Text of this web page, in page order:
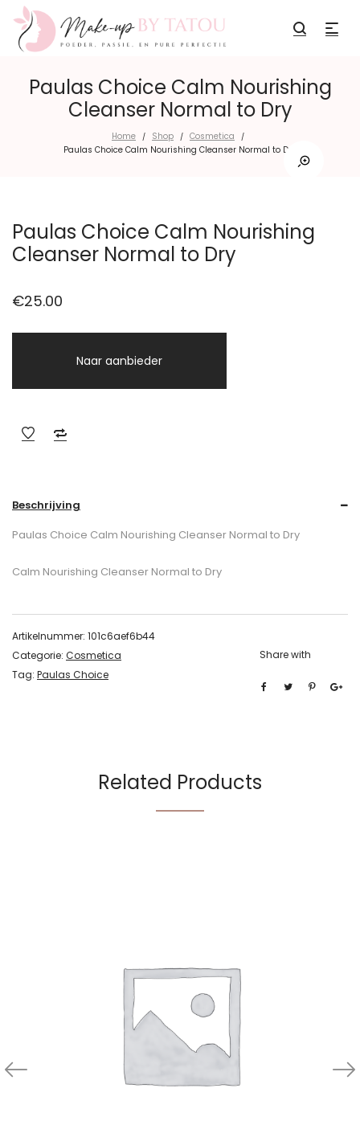
Paulas Choice Calm Nourishing
Cleanser Normal to Dry
Home / Shop / Cosmetica /
Paulas Choice Calm Nourishing Cleanser Normal to Dry
Paulas Choice Calm Nourishing
Cleanser Normal to Dry
€25.00
Naar aanbieder
Beschrijving
Paulas Choice Calm Nourishing Cleanser Normal to Dry
Calm Nourishing Cleanser Normal to Dry
Artikelnummer: 101c6aef6b44
Categorie: Cosmetica
Tag: Paulas Choice
Share with
Related Products